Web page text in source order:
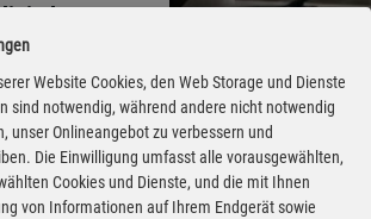
Fotos: Mazda via Autoren-
Union Mobilität
digitaler
9-Zoll-Display,
aus Maztex in
Website Cookies, den Web Storage und Dienste
sind notwendig, während andere nicht notwendig
unser Onlineangebot zu verbessern und
Die Einwilligung umfasst alle vorausgewählten,
Cookies und Dienste, und die mit Ihnen
von Informationen auf Ihrem Endgerät sowie